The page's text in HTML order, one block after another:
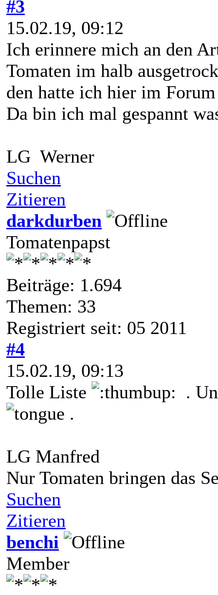
#3
15.02.19, 09:12
Ich erinnere mich an den
Tomaten im halb
den hatte ich hier im
Da bin ich mal gespannt
LG Werner
Suchen
Zitieren
darkdurben
Tomatenpapst
Beiträge: 1.694
Themen: 33
Registriert seit: 05 2011
#4
15.02.19, 09:13
Tolle Liste
.
.
LG Manfred
Nur Tomaten bringen das
Suchen
Zitieren
benchi
Member